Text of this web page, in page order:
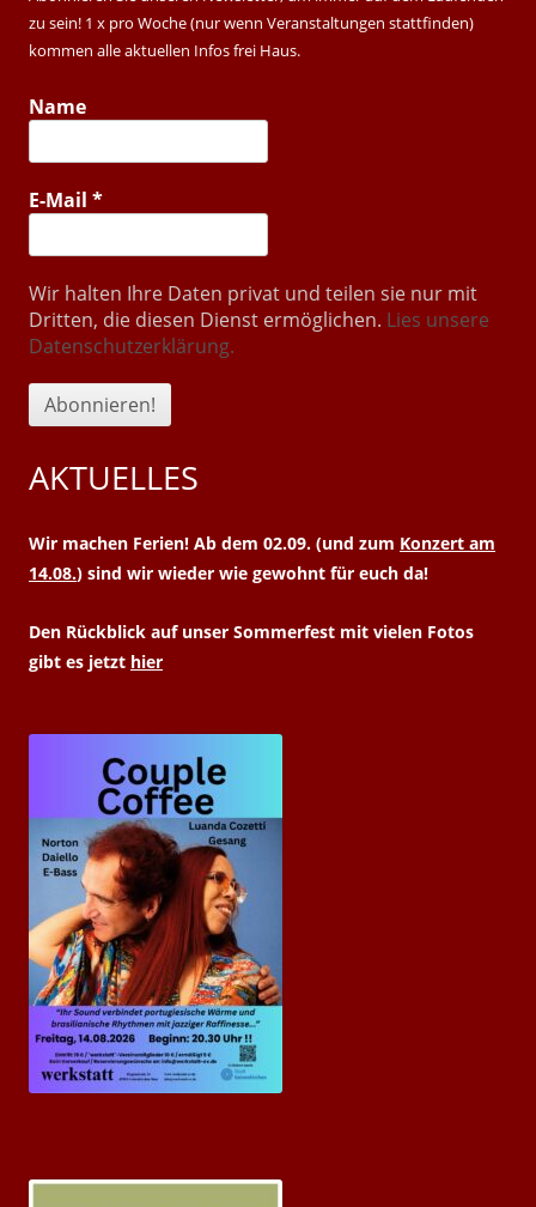
zu sein! 1 x pro Woche (nur wenn Veranstaltungen stattfinden)
kommen alle aktuellen Infos frei Haus.
Name
E-Mail *
Wir halten Ihre Daten privat und teilen sie nur mit
Dritten, die diesen Dienst ermöglichen. Lies unsere
Datenschutzerklärung.
AKTUELLES
Wir machen Ferien! Ab dem 02.09. (und zum Konzert am
14.08.) sind wir wieder wie gewohnt für euch da!
Den Rückblick auf unser Sommerfest mit vielen Fotos
gibt es jetzt hier